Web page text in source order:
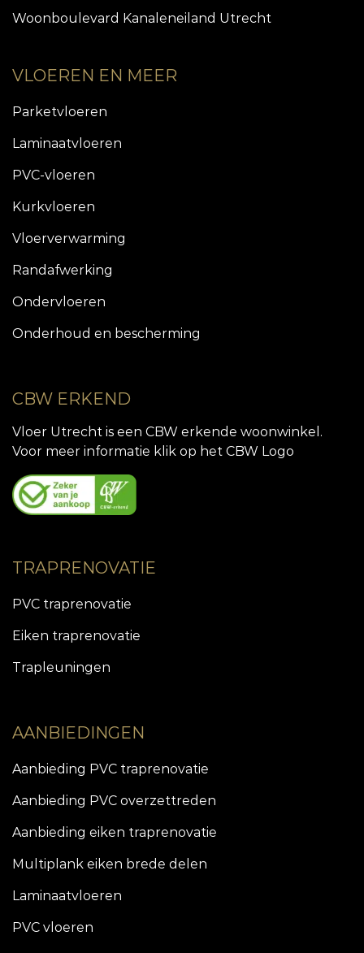
Woonboulevard Kanaleneiland Utrecht
VLOEREN EN MEER
Parketvloeren
Laminaatvloeren
PVC-vloeren
Kurkvloeren
Vloerverwarming
Randafwerking
Ondervloeren
Onderhoud en bescherming
CBW ERKEND
Vloer Utrecht is een CBW erkende woonwinkel.
Voor meer informatie klik op het CBW Logo
TRAPRENOVATIE
PVC traprenovatie
Eiken traprenovatie
Trapleuningen
AANBIEDINGEN
Aanbieding PVC traprenovatie
Aanbieding PVC overzettreden
Aanbieding eiken traprenovatie
Multiplank eiken brede delen
Laminaatvloeren
PVC vloeren